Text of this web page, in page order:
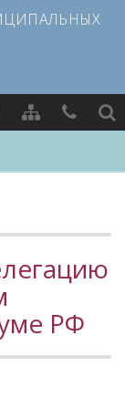
самоуправлении
РФ